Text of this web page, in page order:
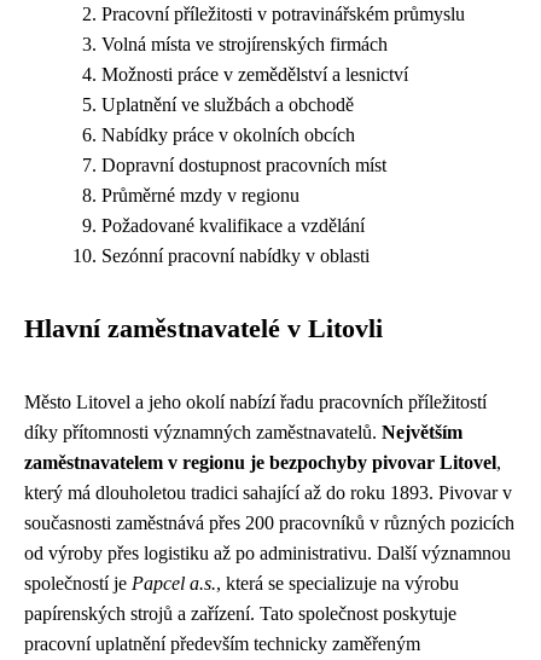
Pracovní příležitosti v potravinářském průmyslu
Volná místa ve strojírenských firmách
Možnosti práce v zemědělství a lesnictví
Uplatnění ve službách a obchodě
Nabídky práce v okolních obcích
Dopravní dostupnost pracovních míst
Průměrné mzdy v regionu
Požadované kvalifikace a vzdělání
Sezónní pracovní nabídky v oblasti
Hlavní zaměstnavatelé v Litovli
Město Litovel a jeho okolí nabízí řadu pracovních příležitostí
díky přítomnosti významných zaměstnavatelů. Největším
zaměstnavatelem v regionu je bezpochyby pivovar Litovel,
který má dlouholetou tradici sahající až do roku 1893. Pivovar v
současnosti zaměstnává přes 200 pracovníků v různých pozicích
od výroby přes logistiku až po administrativu. Další významnou
společností je Papcel a.s., která se specializuje na výrobu
papírenských strojů a zařízení. Tato společnost poskytuje
pracovní uplatnění především technicky zaměřeným